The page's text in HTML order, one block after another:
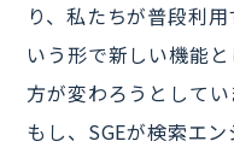
り、私たちが普段利
いう形で新しい機能
方が変わろうとしてい
もし、SGEが検索エ